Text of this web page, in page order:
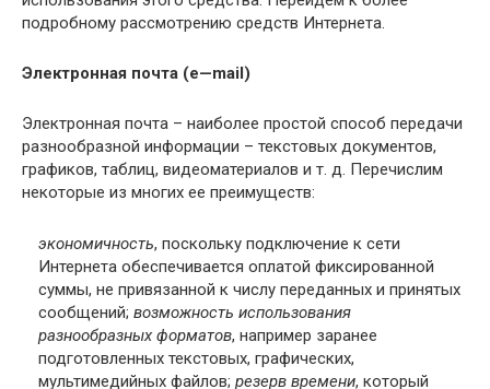
подробному рассмотрению средств Интернета.
Электронная почта (e—mail)
Электронная почта – наиболее простой способ передачи
разнообразной информации – текстовых документов,
графиков, таблиц, видеоматериалов и т. д. Перечислим
некоторые из многих ее преимуществ:
экономичность, поскольку подключение к сети
Интернета обеспечивается оплатой фиксированной
суммы, не привязанной к числу переданных и принятых
сообщений; возможность использования
разнообразных форматов, например заранее
подготовленных текстовых, графических,
мультимедийных файлов; резерв времени, который